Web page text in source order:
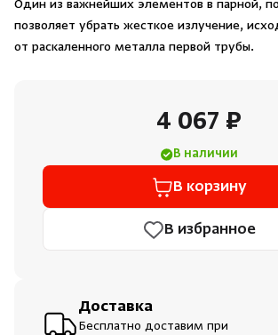
Душевые поддоны и системы слива
Инфракрасные сауны
Лёдогенераторы
Один из важнейших элементов в парной,
позволяет убрать жесткое излучение,
от раскаленного металла первой трубы.
4 067 ₽
В наличии
В корзину
В избранное
Доставка
Бесплатно доставим при